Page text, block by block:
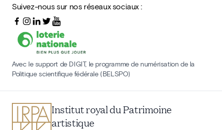
Suivez-nous sur nos réseaux sociaux :
Avec le support de DIGIT, le programme de numérisation de la
Politique scientifique fédérale (BELSPO)
Institut royal du Patrimoine
artistique